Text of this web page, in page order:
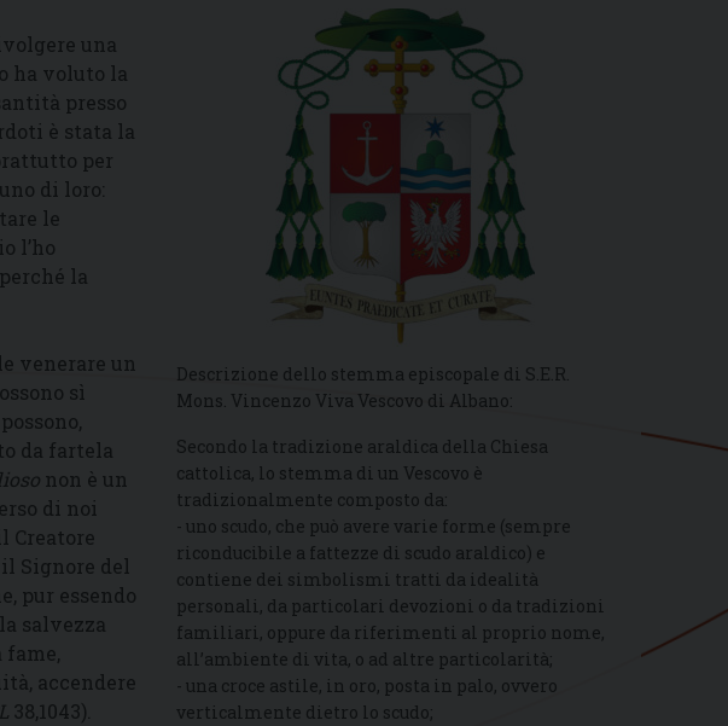
una
ha voluto la
presso
è stata la
per
di loro:
le
l’ho
la
venerare un
sì
da fartela
non è un
di noi
Creatore
Signore del
pur essendo
salvezza
fame,
accendere
38,1043).
Descrizione dello stemma episcopale di S.E.R.
Mons. Vincenzo Viva Vescovo di Albano:
Secondo la tradizione araldica della Chiesa
cattolica, lo stemma di un Vescovo è
tradizionalmente composto da:
- uno scudo, che può avere varie forme (sempre
riconducibile a fattezze di scudo araldico) e
contiene dei simbolismi tratti da idealità
personali, da particolari devozioni o da tradizioni
familiari, oppure da riferimenti al proprio nome,
all’ambiente di vita, o ad altre particolarità;
- una croce astile, in oro, posta in palo, ovvero
verticalmente dietro lo scudo;